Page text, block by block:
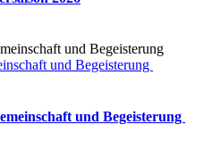
und Begeisterung
und Begeisterung